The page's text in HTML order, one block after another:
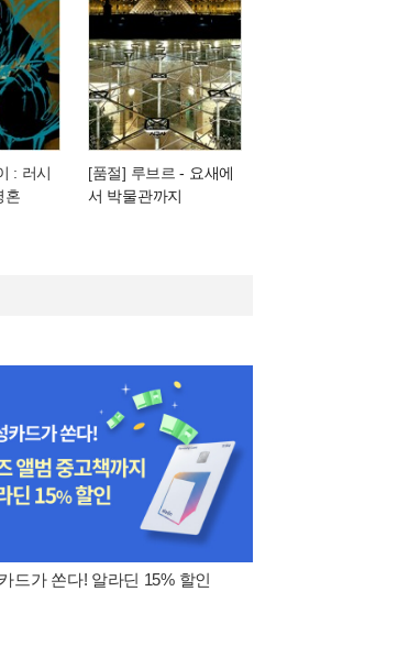
: 러시
혼
[품절] 루브르 - 요새에
서 박물관까지
드가 쏜다! 알라딘 15% 할인